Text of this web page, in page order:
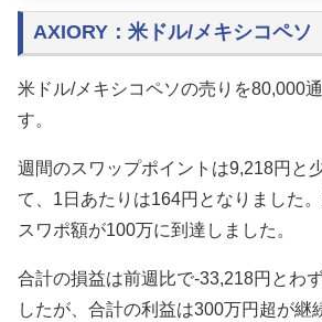
AXIORY：米ドル/メキシコペソ
米ドル/メキシコペソの売りを80,000
す。
週間のスワップポイントは9,218円と
て、1日あたりは164円となりました
スワポ額が100万に到達しました。
合計の損益は前週比で-33,218円とわ
したが、合計の利益は300万円超が継